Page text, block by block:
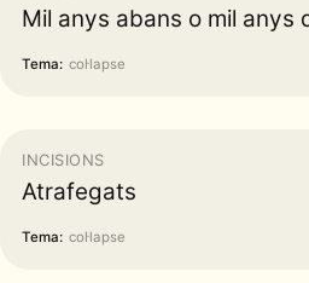
Mil anys abans o mil anys
Tema: col·lapse
INCISIONS
Atrafegats
Tema: col·lapse